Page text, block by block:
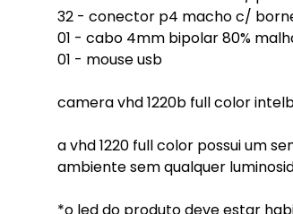
32 - conector p4 macho c/
01 - cabo 4mm bipolar 80%
01 - mouse usb
camera vhd 1220b full color
a vhd 1220 full color possui um
ambiente sem qualquer